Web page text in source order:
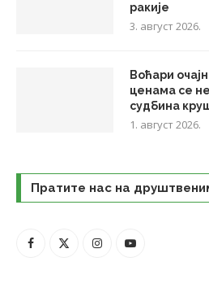
ракије
3. август 2026.
Воћари
ценама се
судбина
1. август 2026.
Пратите нас на